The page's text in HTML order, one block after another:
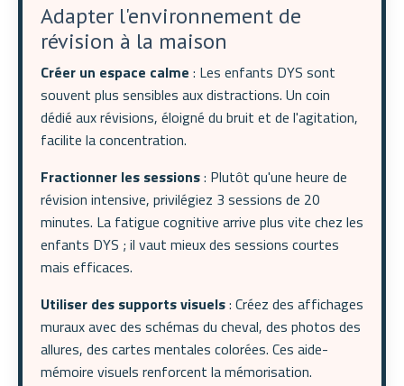
Adapter l'environnement de
révision à la maison
Créer un espace calme : Les enfants DYS sont
souvent plus sensibles aux distractions. Un coin
dédié aux révisions, éloigné du bruit et de l'agitation,
facilite la concentration.
Fractionner les sessions: Plutôt qu'une heure de
révision intensive, privilégiez 3 sessions de 20
minutes. La fatigue cognitive arrive plus vite chez les
enfants DYS ; il vaut mieux des sessions courtes
mais efficaces.
Utiliser des supports visuels: Créez des affichages
muraux avec des schémas du cheval, des photos des
allures, des cartes mentales colorées. Ces aide-
mémoire visuels renforcent la mémorisation.